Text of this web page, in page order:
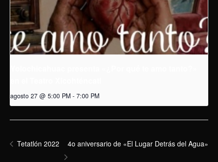
agosto 27 @ 5:00 PM - 7:00 PM
Tetatlón 2022 4o aniversario de «El Lugar Detrás del Agua»